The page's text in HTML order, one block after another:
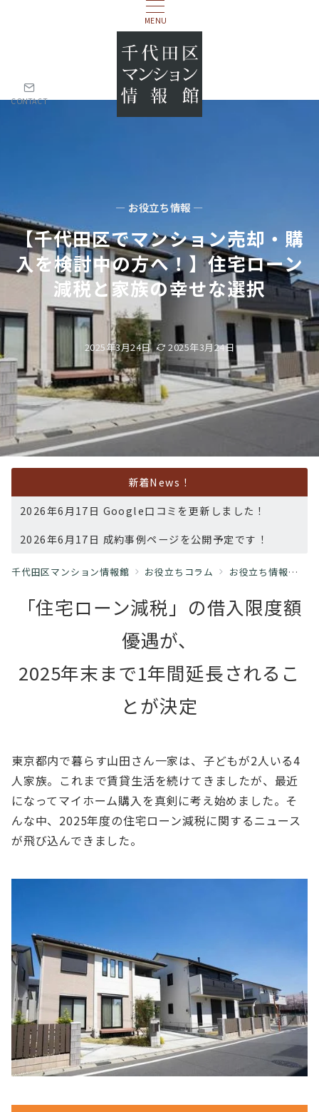
MENU
CONTACT
— お役立ち情報 —
【千代田区でマンション売却・購
入を検討中の方へ！】住宅ローン
減税と家族の幸せな選択
2025年3月24日 2025年3月24日
新着News！
2026年6月17日 Google口コミを更新しました！
2026年6月17日 成約事例ページを公開予定です！
千代田区マンション情報館 お役立ちコラム お役立ち情報
「住宅ローン減税」の借入限度額
優遇が、
2025年末まで1年間延長されるこ
とが決定
東京都内で暮らす山田さん一家は、子どもが2人いる4
人家族。これまで賃貸生活を続けてきましたが、最近
になってマイホーム購入を真剣に考え始めました。そ
んな中、2025年度の住宅ローン減税に関するニュース
が飛び込んできました。